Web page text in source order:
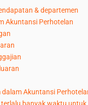
& departemen
Akuntansi Perhotelan
Akuntansi